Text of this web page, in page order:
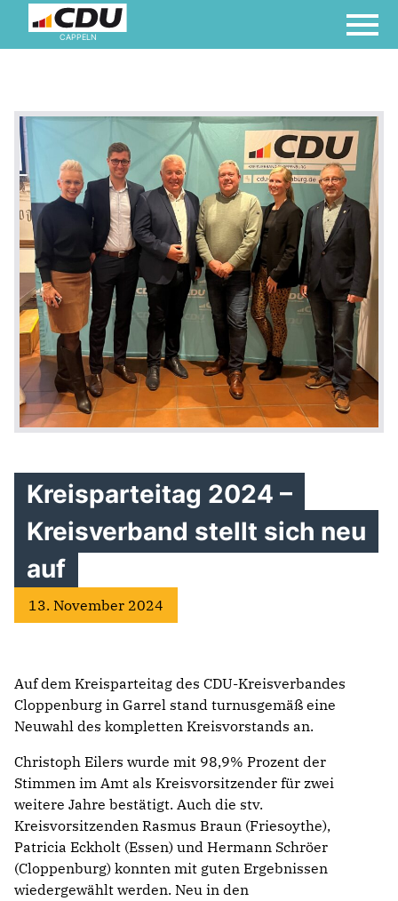
CAPPELN
Kreisparteitag 2024 –
Kreisverband stellt sich neu
auf
13. November 2024
Auf dem Kreisparteitag des CDU-Kreisverbandes
Cloppenburg in Garrel stand turnusgemäß eine
Neuwahl des kompletten Kreisvorstands an.
Christoph Eilers wurde mit 98,9% Prozent der
Stimmen im Amt als Kreisvorsitzender für zwei
weitere Jahre bestätigt. Auch die stv.
Kreisvorsitzenden Rasmus Braun (Friesoythe),
Patricia Eckholt (Essen) und Hermann Schröer
(Cloppenburg) konnten mit guten Ergebnissen
wiedergewählt werden. Neu in den